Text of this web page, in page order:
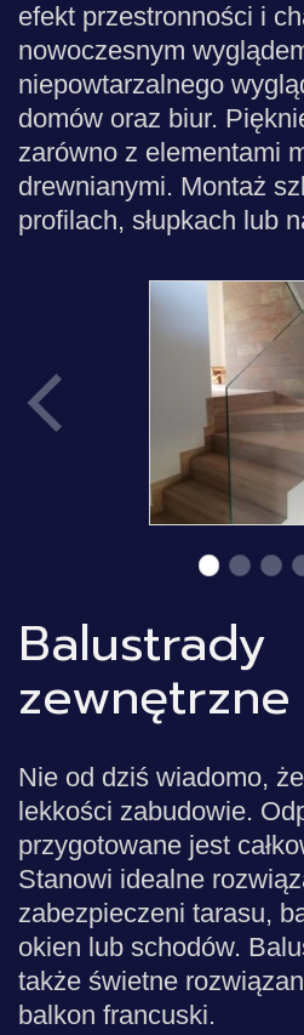
efekt przestronności i
nowoczesnym
niepowtarzalnego
domów oraz biur.
zarówno z elementami
drewnianymi. Montaż
profilach, słupkach lub
Balustrady
zewnętrzne
Nie od dziś wiadomo,
lekkości zabudowie.
przygotowane jest
Stanowi idealne
zabezpieczeni tarasu,
okien lub schodów.
także świetne
balkon francuski.